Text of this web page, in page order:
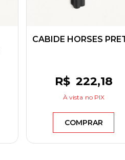
CABIDE HORSES
R$ 222,18
À vista no PIX
COMPRAR